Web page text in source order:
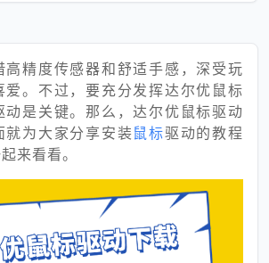
高精度传感器和舒适手感，深受玩
爱。不过，要充分发挥达尔优鼠标
动是关键。那么，达尔优鼠标驱动
就为大家分享安装鼠标驱动的教程
来看看。